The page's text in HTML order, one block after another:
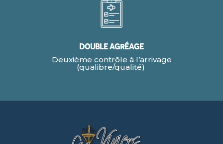
Double agréage
Deuxième contrôle à l’arrivage
(qualibre/qualité)